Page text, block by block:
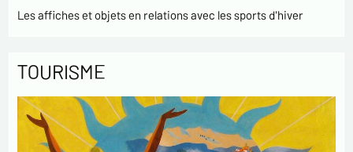
Les affiches et objets en relations avec les sports d'hiver
TOURISME